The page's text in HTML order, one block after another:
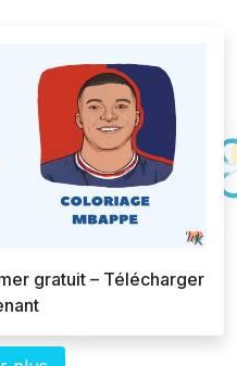
gratuit – Télécharger